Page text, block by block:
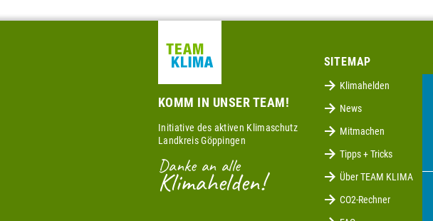
KOMM IN UNSER TEAM!
Initiative des aktiven Klimaschutz
Landkreis Göppingen
Danke an alle
Klimahelden!
SITEMAP
Klimahelden
News
Mitmachen
Tipps + Tricks
Über TEAM KLIMA
CO2-Rechner